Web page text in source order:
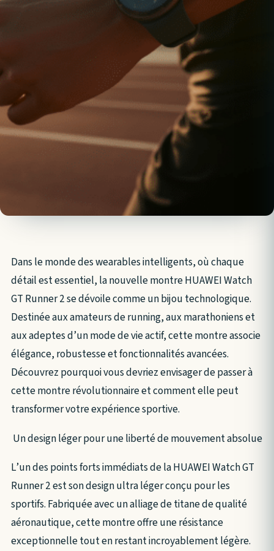
Dans le monde des wearables intelligents, où chaque
détail est essentiel, la nouvelle montre HUAWEI Watch
GT Runner 2 se dévoile comme un bijou technologique.
Destinée aux amateurs de running, aux marathoniens et
aux adeptes d’un mode de vie actif, cette montre associe
élégance, robustesse et fonctionnalités avancées.
Découvrez pourquoi vous devriez envisager de passer à
cette montre révolutionnaire et comment elle peut
transformer votre expérience sportive.
Un design léger pour une liberté de mouvement absolue
L’un des points forts immédiats de la HUAWEI Watch GT
Runner 2 est son design ultra léger conçu pour les
sportifs. Fabriquée avec un alliage de titane de qualité
aéronautique, cette montre offre une résistance
exceptionnelle tout en restant incroyablement légère.